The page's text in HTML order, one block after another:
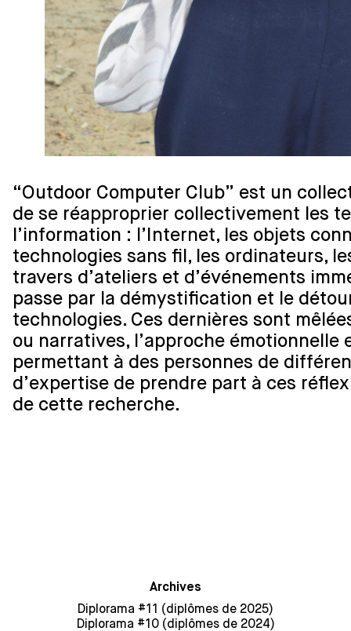
“Outdoor Computer Club” est un
de se réapproprier collectivement les
l’information : l’Internet, les objets
technologies sans fil, les ordinateurs,
travers d’ateliers et d’événements
passe par la démystification et le
technologies. Ces dernières sont
ou narratives, l’approche émotionnelle
permettant à des personnes de
d’expertise de prendre part à ces
de cette recherche.
Archives
Diplorama #11 (diplômes de 2025)
Diplorama #10 (diplômes de 2024)